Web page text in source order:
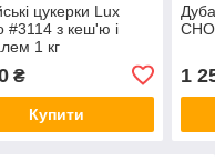
цукерки Lux
#3114 з кеш'ю і
1 кг
₴
Купити
1